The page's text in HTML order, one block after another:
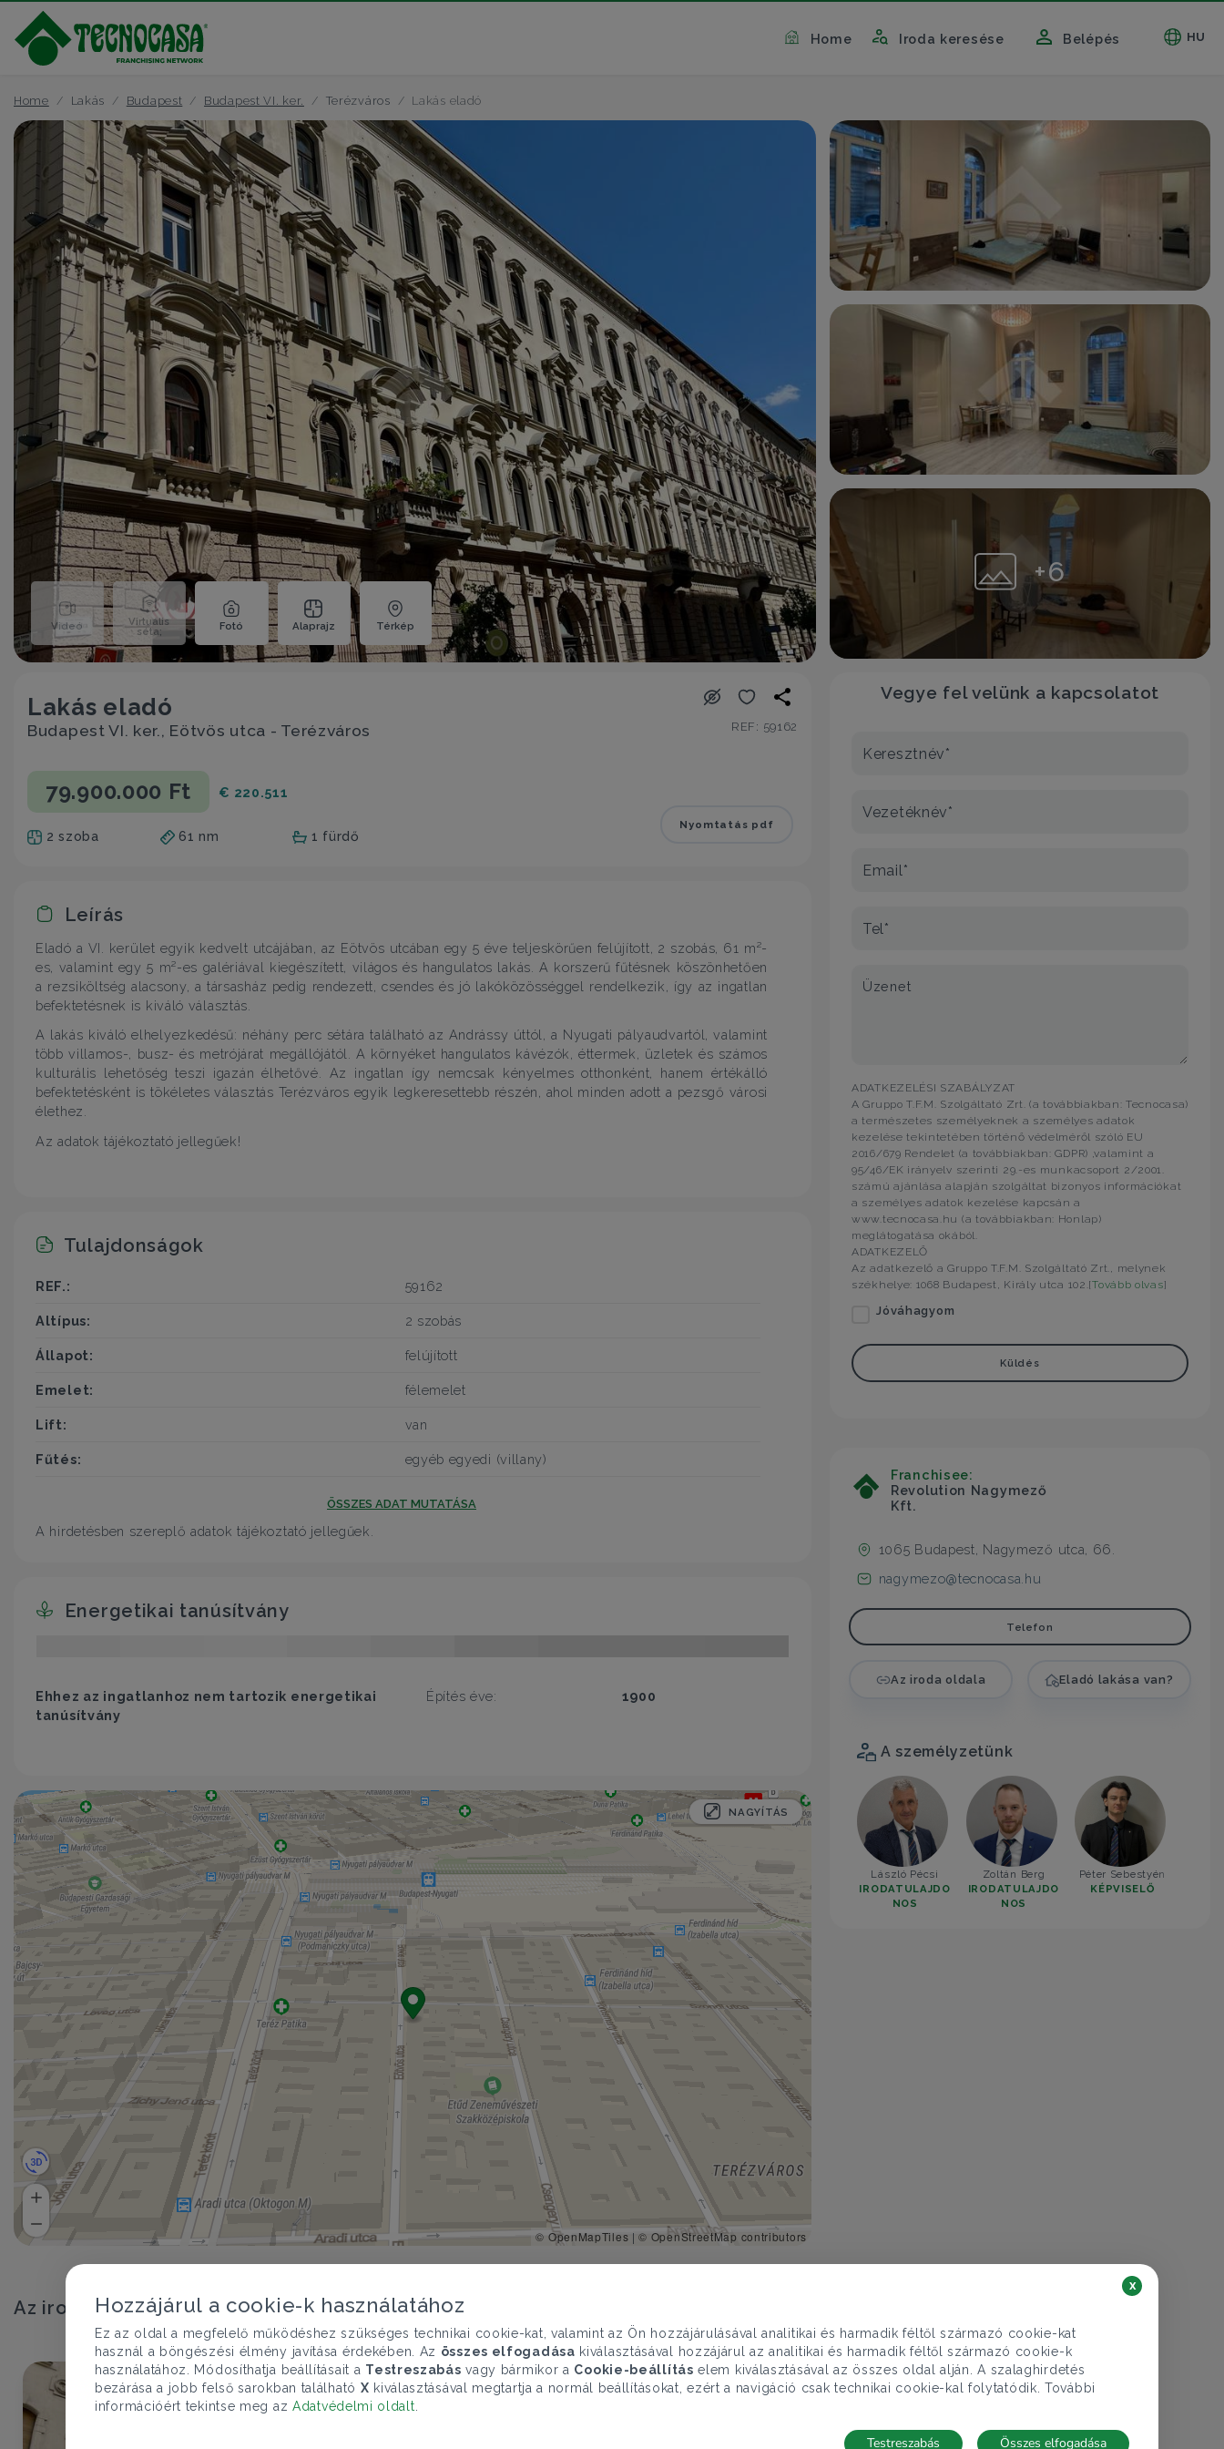
Home Iroda keresése Belépés HU
Home Lakás Budapest Budapest VI. ker. Terézváros Lakás eladó
Videó Virtuális
séta; Fotó Alaprajz Térkép
+6
Lakás eladó
Budapest VI. ker., Eötvös utca - Terézváros REF: 59162
79.900.000 Ft € 220.511
2 szoba 61 nm 1 fürdő
Nyomtatás pdf
Leírás
Eladó a VI. kerület egyik kedvelt utcájában, az Eötvös utcában egy 5 éve teljeskörűen felújított, 2 szobás, 61 m²-
es, valamint egy 5 m²-es galériával kiegészített, világos és hangulatos lakás. A korszerű fűtésnek köszönhetően
a rezsiköltség alacsony, a társasház pedig rendezett, csendes és jó lakóközösséggel rendelkezik, így az ingatlan
befektetésnek is kiváló választás.
A lakás kiváló elhelyezkedésű: néhány perc sétára található az Andrássy úttól, a Nyugati pályaudvartól, valamint
több villamos-, busz- és metrójárat megállójától. A környéket hangulatos kávézók, éttermek, üzletek és számos
kulturális lehetőség teszi igazán élhetővé. Az ingatlan így nemcsak kényelmes otthonként, hanem értékálló
befektetésként is tökéletes választás Terézváros egyik legkeresettebb részén, ahol minden adott a pezsgő városi
élethez.
Az adatok tájékoztató jellegűek!
Tulajdonságok
REF.: 59162
Altípus: 2 szobás
Állapot: felújított
Emelet: félemelet
Lift: van
Fűtés: egyéb egyedi (villany)
ÖSSZES ADAT MUTATÁSA
A hirdetésben szereplő adatok tájékoztató jellegűek.
Energetikai tanúsítvány
Ehhez az ingatlanhoz nem tartozik energetikai
tanúsítvány
Építés éve: 1900
NAGYÍTÁS
© OpenMapTiles |© OpenStreetMap contributors
Az iroda egyéb ingatlanajánlatai
Vegye fel velünk a kapcsolatot
Keresztnév*
Vezetéknév*
Email*
Tel*
Üzenet
ADATKEZELÉSI SZABÁLYZAT
A Gruppo T.F.M. Szolgáltató Zrt. (a továbbiakban: Tecnocasa)
a természetes személyeknek a személyes adatok
kezelése tekintetében történő védelméről szóló EU
2016/679 Rendelet (a továbbiakban: GDPR) ,valamint a
95/46/EK irányelv szerinti 29.-es munkacsoport 2/2001.
számú ajánlása alapján szolgáltat bizonyos információkat
a személyes adatok kezelése kapcsán a
www.tecnocasa.hu (a továbbiakban: Honlap)
meglátogatása okából.
ADATKEZELŐ
Az adatkezelő a Gruppo T.F.M. Szolgáltató Zrt., melynek
székhelye: 1068 Budapest, Király utca 102.[Tovább olvas]
Jóváhagyom
Küldés
Franchisee:
Revolution Nagymező
Kft.
1065 Budapest, Nagymező utca, 66.
nagymezo@tecnocasa.hu
Telefon
Az iroda oldala Eladó lakása van?
A személyzetünk
László Pécsi
IRODATULAJDO
NOS
Zoltán Berg
IRODATULAJDO
NOS
Péter Sebestyén
KÉPVISELŐ
Hozzájárul a cookie-k használatához
Ez az oldal a megfelelő működéshez szükséges technikai cookie-kat, valamint az Ön hozzájárulásával analitikai és harmadik féltől származó cookie-kat
használ a böngészési élmény javítása érdekében. Az összes elfogadása kiválasztásával hozzájárul az analitikai és harmadik féltől származó cookie-k
használatához. Módosíthatja beállításait a Testreszabás vagy bármikor a Cookie-beállítás elem kiválasztásával az összes oldal alján. A szalaghirdetés
bezárása a jobb felső sarokban található X kiválasztásával megtartja a normál beállításokat, ezért a navigáció csak technikai cookie-kal folytatódik. További
információért tekintse meg az Adatvédelmi oldalt
x
Összes elfogadása
Testreszabás